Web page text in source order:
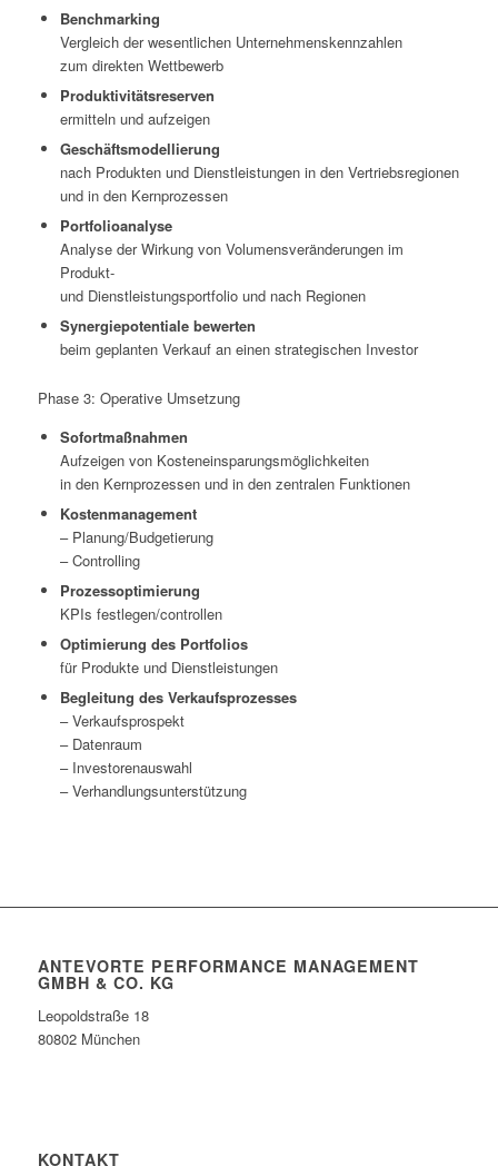
Benchmarking
Vergleich der wesentlichen Unternehmenskennzahlen
zum direkten Wettbewerb
Produktivitätsreserven
ermitteln und aufzeigen
Geschäftsmodellierung
nach Produkten und Dienstleistungen in den Vertriebsregionen
und in den Kernprozessen
Portfolioanalyse
Analyse der Wirkung von Volumensveränderungen im
Produkt-
und Dienstleistungsportfolio und nach Regionen
Synergiepotentiale bewerten
beim geplanten Verkauf an einen strategischen Investor
Phase 3: Operative Umsetzung
Sofortmaßnahmen
Aufzeigen von Kosteneinsparungsmöglichkeiten
in den Kernprozessen und in den zentralen Funktionen
Kostenmanagement
– Planung/Budgetierung
– Controlling
Prozessoptimierung
KPIs festlegen/controllen
Optimierung des Portfolios
für Produkte und Dienstleistungen
Begleitung des Verkaufsprozesses
– Verkaufsprospekt
– Datenraum
– Investorenauswahl
– Verhandlungsunterstützung
ANTEVORTE PERFORMANCE MANAGEMENT
GMBH & CO. KG
Leopoldstraße 18
80802 München
KONTAKT